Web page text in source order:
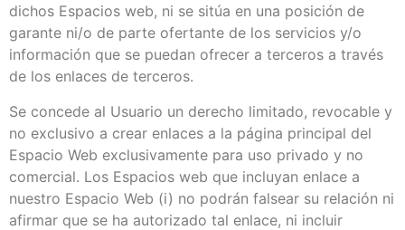
dichos Espacios web, ni se sitúa en una posición de
garante ni/o de parte ofertante de los servicios y/o
información que se puedan ofrecer a terceros a través
de los enlaces de terceros.
Se concede al Usuario un derecho limitado, revocable y
no exclusivo a crear enlaces a la página principal del
Espacio Web exclusivamente para uso privado y no
comercial. Los Espacios web que incluyan enlace a
nuestro Espacio Web (i) no podrán falsear su relación ni
afirmar que se ha autorizado tal enlace, ni incluir